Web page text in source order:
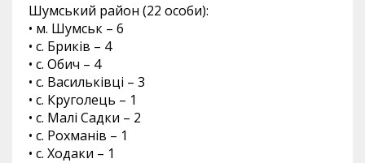
Шумський район (22 особи):
• м. Шумськ – 6
• с. Бриків – 4
• с. Обич – 4
• с. Васильківці – 3
• с. Круголець – 1
• с. Малі Садки – 2
• с. Рохманів – 1
• с. Ходаки – 1